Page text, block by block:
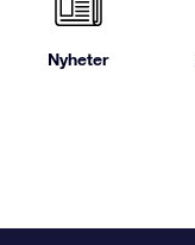
Nyheter